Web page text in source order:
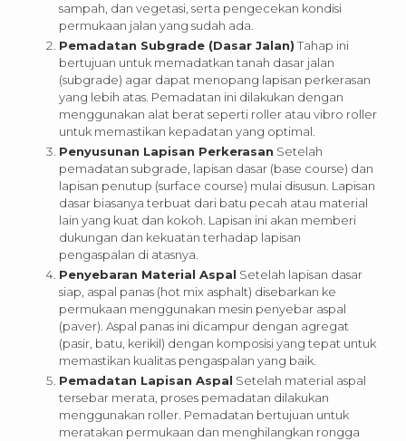
sampah, dan vegetasi, serta pengecekan kondisi
permukaan jalan yang sudah ada.
Pemadatan Subgrade (Dasar Jalan) Tahap ini
bertujuan untuk memadatkan tanah dasar jalan
(subgrade) agar dapat menopang lapisan perkerasan
yang lebih atas. Pemadatan ini dilakukan dengan
menggunakan alat berat seperti roller atau vibro roller
untuk memastikan kepadatan yang optimal.
Penyusunan Lapisan Perkerasan Setelah
pemadatan subgrade, lapisan dasar (base course) dan
lapisan penutup (surface course) mulai disusun. Lapisan
dasar biasanya terbuat dari batu pecah atau material
lain yang kuat dan kokoh. Lapisan ini akan memberi
dukungan dan kekuatan terhadap lapisan
pengaspalan di atasnya.
Penyebaran Material Aspal Setelah lapisan dasar
siap, aspal panas (hot mix asphalt) disebarkan ke
permukaan menggunakan mesin penyebar aspal
(paver). Aspal panas ini dicampur dengan agregat
(pasir, batu, kerikil) dengan komposisi yang tepat untuk
memastikan kualitas pengaspalan yang baik.
Pemadatan Lapisan Aspal Setelah material aspal
tersebar merata, proses pemadatan dilakukan
menggunakan roller. Pemadatan bertujuan untuk
meratakan permukaan dan menghilangkan rongga